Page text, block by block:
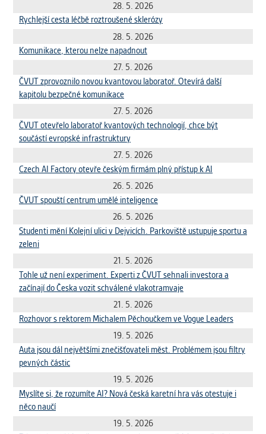
Slouží pro získávání anonymizovaných
statistických údajů, které nám pomáhají
vylepšovat naše aplikace. Zpravidla jde o
cookies systémů třetích stran, které k
těmto účelům využíváme.
MARKETINGOVÉ
Využívané za účelem zobrazení
správných nabídek a cílení obsahu podle
Vašich preferencí. Zpravidla jde o
cookies systémů třetích stran, které nám
s analýzou uživatelského chování
Cookies, které aplikace nedokáže zařadit.
Naším cílem je, aby tato kategorie
zůstala prázdná a všechny cookies byly
přiřazeny do některé z kategorií
28. 5. 2026
Rychlejší cesta léčbě roztroušené sklerózy
28. 5. 2026
Komunikace, kterou nelze napadnout
27. 5. 2026
ČVUT zprovoznilo novou kvantovou laboratoř. Otevírá další
kapitolu bezpečné komunikace
27. 5. 2026
ČVUT otevřelo laboratoř kvantových technologií, chce být
součástí evropské infrastruktury
27. 5. 2026
Czech AI Factory otevře českým firmám plný přístup k AI
26. 5. 2026
ČVUT spouští centrum umělé inteligence
26. 5. 2026
Studenti mění Kolejní ulici v Dejvicích. Parkoviště ustupuje sportu a
zeleni
21. 5. 2026
Tohle už není experiment. Experti z ČVUT sehnali investora a
začínají do Česka vozit schválené vlakotramvaje
21. 5. 2026
Rozhovor s rektorem Michalem Pěchoučkem ve Vogue Leaders
19. 5. 2026
Auta jsou dál největšími znečišťovateli měst. Problémem jsou filtry
pevných částic
19. 5. 2026
Myslíte si, že rozumíte AI? Nová česká karetní hra vás otestuje i
něco naučí
19. 5. 2026